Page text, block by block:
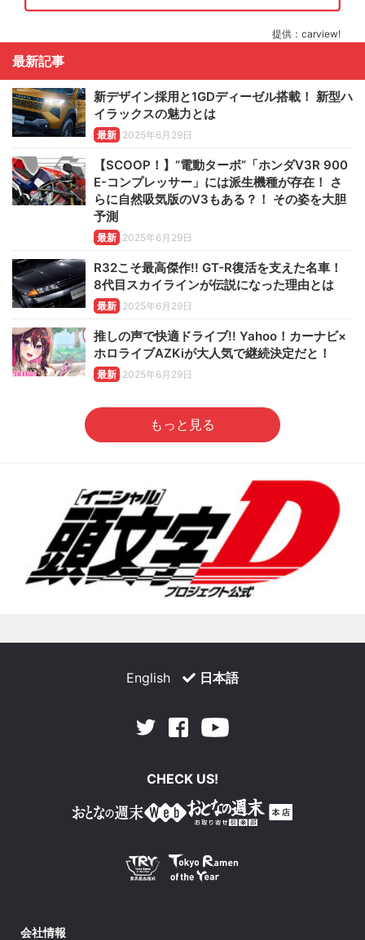
提供：carview!
最新記事
新デザイン採用と1GDディーゼル搭載！ 新型ハ
イラックスの魅力とは
最新 2025年6月29日
【SCOOP！】“電動ターボ”「ホンダV3R 900
E-コンプレッサー」には派生機種が存在！ さ
らに自然吸気版のV3もある？！ その姿を大胆
予測
最新 2025年6月29日
R32こそ最高傑作!! GT-R復活を支えた名車！
8代目スカイラインが伝説になった理由とは
最新 2025年6月29日
推しの声で快適ドライブ!! Yahoo！カーナビ×
ホロライブAZKiが大人気で継続決定だと！
最新 2025年6月29日
もっと見る
English 日本語
Twitter Facebook
CHECK US!
会社情報